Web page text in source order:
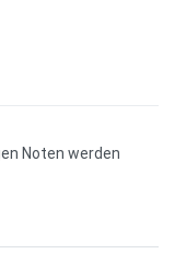
Noten werden